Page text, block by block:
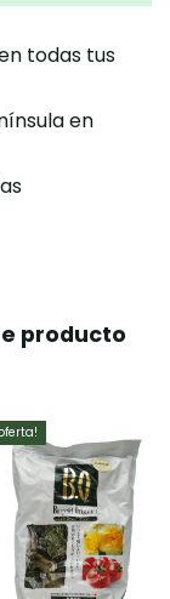
todas tus
en
producto